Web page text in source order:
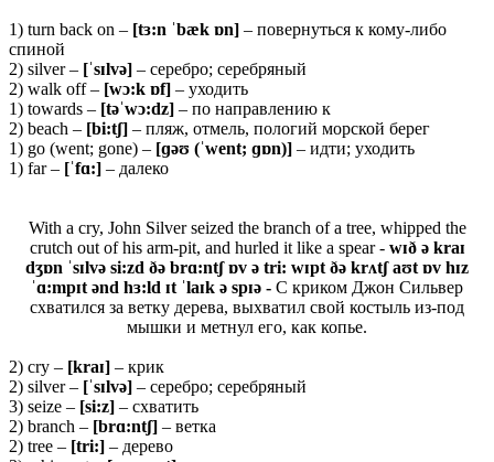
1) turn back on – [tɜ:n ˈbæk ɒn] – повернуться к кому-либо
спиной
2) silver – [ˈsɪlvə] – серебро; серебряный
2) walk off – [wɔ:k ɒf] – уходить
1) towards – [təˈwɔ:dz] – по направлению к
2) beach – [bi:tʃ] – пляж, отмель, пологий морской берег
1) go (went; gone) – [ɡəʊ (ˈwent; ɡɒn)] – идти; уходить
1) far – [ˈfɑ:] – далеко
With a cry, John Silver seized the branch of a tree, whipped the
crutch out of his arm-pit, and hurled it like a spear - wɪð ə kraɪ
dʒɒn ˈsɪlvə si:zd ðə brɑ:ntʃ ɒv ə tri: wɪpt ðə krʌtʃ aʊt ɒv hɪz
ˈɑ:mpɪt ənd hɜ:ld ɪt ˈlaɪk ə spɪə - С криком Джон Сильвер
схватился за ветку дерева, выхватил свой костыль из-под
мышки и метнул его, как копье.
2) cry – [kraɪ] – крик
2) silver – [ˈsɪlvə] – серебро; серебряный
3) seize – [si:z] – схватить
2) branch – [brɑ:ntʃ] – ветка
2) tree – [tri:] – дерево